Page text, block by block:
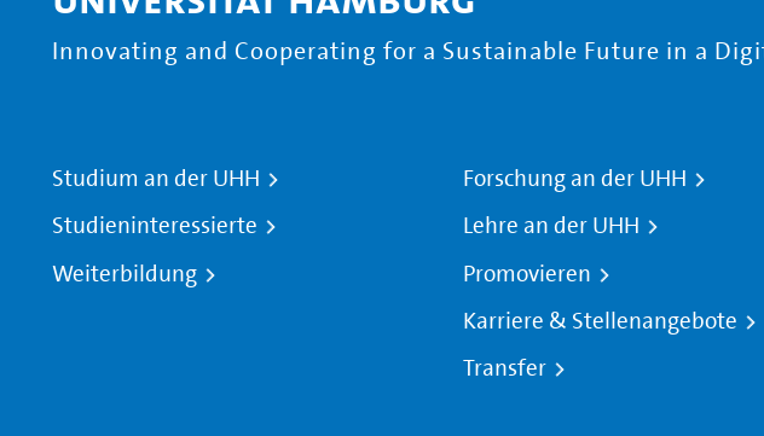
Innovating and Cooperating for a Sustainable Future in a
Studium an der UHH
Studieninteressierte
Weiterbildung
Forschung an der UHH
Lehre an der UHH
Promovieren
Karriere & Stellenangebote
Transfer